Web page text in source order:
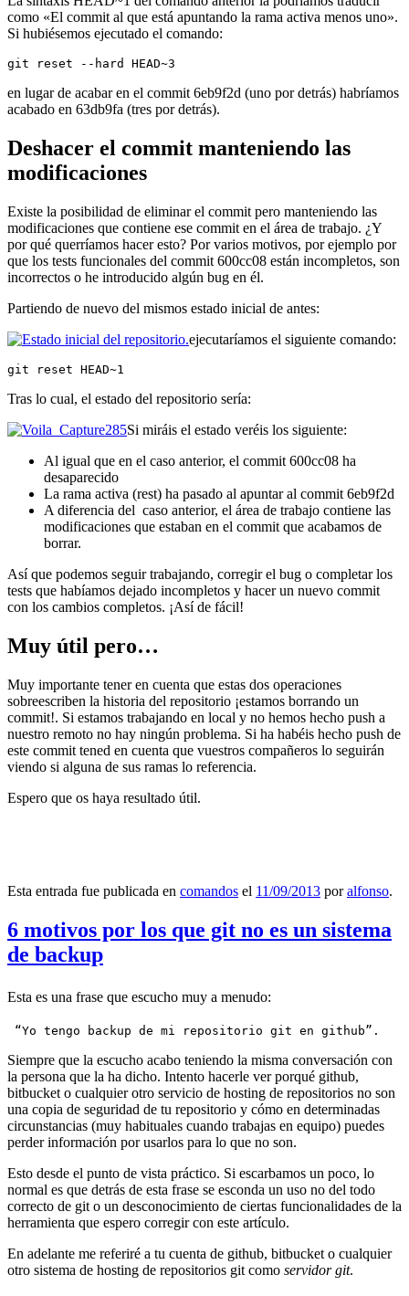
como «El commit al que está apuntando la rama activa menos uno».
Si hubiésemos ejecutado el comando:
git reset --hard HEAD~3
en lugar de acabar en el commit 6eb9f2d (uno por detrás) habríamos
acabado en 63db9fa (tres por detrás).
Deshacer el commit manteniendo las
modificaciones
Existe la posibilidad de eliminar el commit pero manteniendo las
modificaciones que contiene ese commit en el área de trabajo. ¿Y
por qué querríamos hacer esto? Por varios motivos, por ejemplo por
que los tests funcionales del commit 600cc08 están incompletos, son
incorrectos o he introducido algún bug en él.
Partiendo de nuevo del mismos estado inicial de antes:
ejecutaríamos el siguiente comando:
git reset HEAD~1
Tras lo cual, el estado del repositorio sería:
Si miráis el estado veréis los siguiente:
Al igual que en el caso anterior, el commit 600cc08 ha
desaparecido
La rama activa (rest) ha pasado al apuntar al commit 6eb9f2d
A diferencia del caso anterior, el área de trabajo contiene las
modificaciones que estaban en el commit que acabamos de
borrar.
Así que podemos seguir trabajando, corregir el bug o completar los
tests que habíamos dejado incompletos y hacer un nuevo commit
con los cambios completos. ¡Así de fácil!
Muy útil pero…
Muy importante tener en cuenta que estas dos operaciones
sobreescriben la historia del repositorio ¡estamos borrando un
commit!. Si estamos trabajando en local y no hemos hecho push a
nuestro remoto no hay ningún problema. Si ha habéis hecho push de
este commit tened en cuenta que vuestros compañeros lo seguirán
viendo si alguna de sus ramas lo referencia.
Espero que os haya resultado útil.
Esta entrada fue publicada en comandos el 11/09/2013 poralfonso.
6 motivos por los que git no es un sistema
de backup
Esta es una frase que escucho muy a menudo:
“Yo tengo backup de mi repositorio git en github”.
Siempre que la escucho acabo teniendo la misma conversación con
la persona que la ha dicho. Intento hacerle ver porqué github,
bitbucket o cualquier otro servicio de hosting de repositorios no son
una copia de seguridad de tu repositorio y cómo en determinadas
circunstancias (muy habituales cuando trabajas en equipo) puedes
perder información por usarlos para lo que no son.
Esto desde el punto de vista práctico. Si escarbamos un poco, lo
normal es que detrás de esta frase se esconda un uso no del todo
correcto de git o un desconocimiento de ciertas funcionalidades de la
herramienta que espero corregir con este artículo.
En adelante me referiré a tu cuenta de github, bitbucket o cualquier
otro sistema de hosting de repositorios git como servidor git.